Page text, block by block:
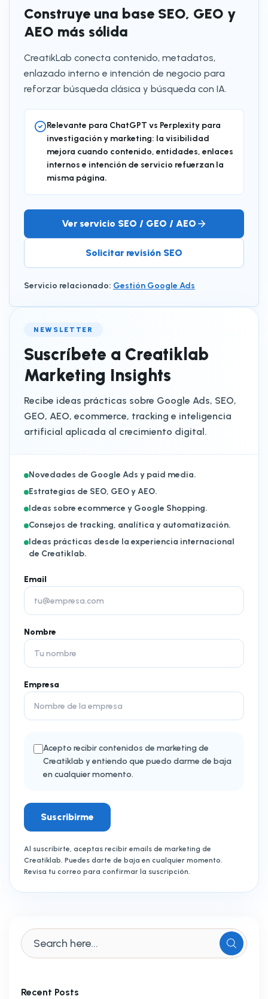
Construye una base SEO, GEO y
AEO más sólida
CreatikLab conecta contenido, metadatos,
enlazado interno e intención de negocio para
reforzar búsqueda clásica y búsqueda con IA.
Relevante para ChatGPT vs Perplexity para
investigación y marketing: la visibilidad
mejora cuando contenido, entidades, enlaces
internos e intención de servicio refuerzan la
misma página.
Ver servicio SEO / GEO / AEO
Solicitar revisión SEO
Servicio relacionado: Gestión Google Ads
NEWSLETTER
Suscríbete a Creatiklab
Marketing Insights
Recibe ideas prácticas sobre Google Ads, SEO,
GEO, AEO, ecommerce, tracking e inteligencia
artificial aplicada al crecimiento digital.
Novedades de Google Ads y paid media.
Estrategias de SEO, GEO y AEO.
Ideas sobre ecommerce y Google Shopping.
Consejos de tracking, analítica y automatización.
Ideas prácticas desde la experiencia internacional
de Creatiklab.
Email
Nombre
Empresa
Acepto recibir contenidos de marketing de
Creatiklab y entiendo que puedo darme de baja
en cualquier momento.
Suscribirme
Al suscribirte, aceptas recibir emails de marketing de
Creatiklab. Puedes darte de baja en cualquier momento.
Revisa tu correo para confirmar la suscripción.
Recent Posts